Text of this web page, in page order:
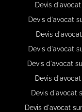
Devis
Devis d'avocat
Devis
Devis d'avocat
Devis d'avocat
Devis
Devis d'avocat
Devis d'avocat